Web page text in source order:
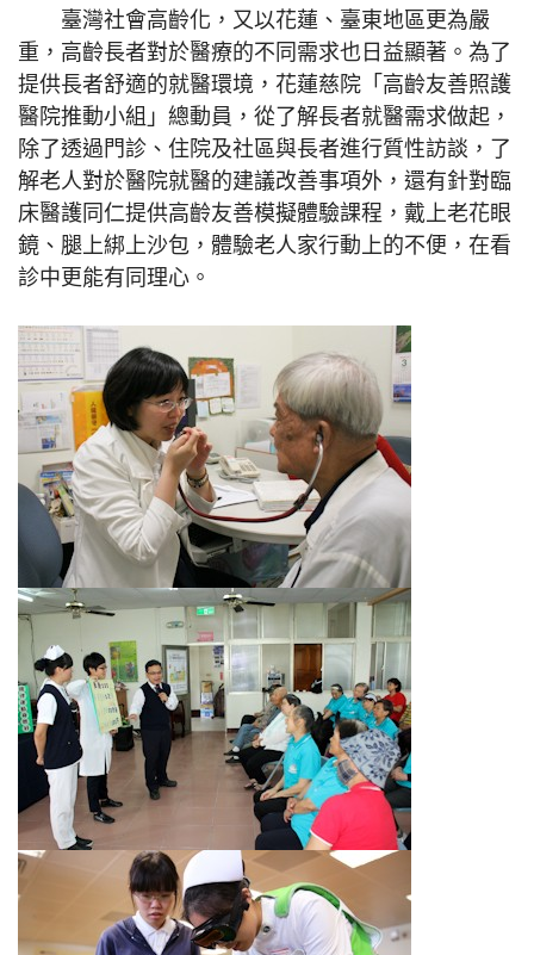
臺灣社會高齡化，又以花蓮、臺東地區更為嚴
重，高齡長者對於醫療的不同需求也日益顯著。為了
提供長者舒適的就醫環境，花蓮慈院「高齡友善照護
醫院推動小組」總動員，從了解長者就醫需求做起，
除了透過門診、住院及社區與長者進行質性訪談，了
解老人對於醫院就醫的建議改善事項外，還有針對臨
床醫護同仁提供高齡友善模擬體驗課程，戴上老花眼
鏡、腿上綁上沙包，體驗老人家行動上的不便，在看
診中更能有同理心。